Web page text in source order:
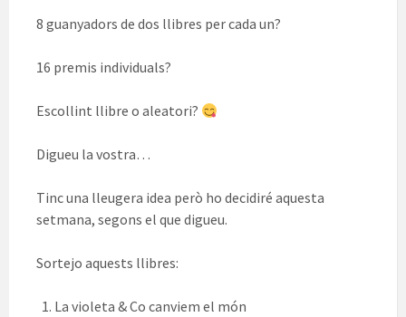
8 guanyadors de dos llibres per cada un?
16 premis individuals?
Escollint llibre o aleatori?
Digueu la vostra…
Tinc una lleugera idea però ho decidiré aquesta
setmana, segons el que digueu.
Sortejo aquests llibres:
La violeta & Co canviem el món